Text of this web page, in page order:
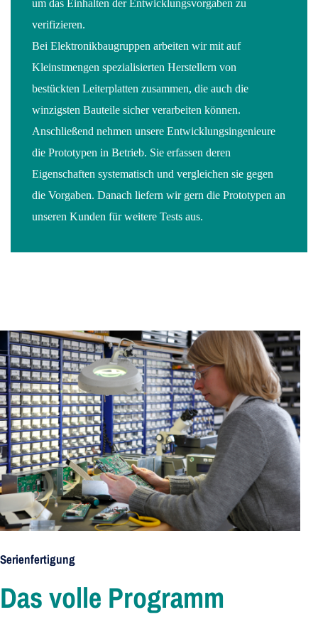
um das Einhalten der Entwicklungsvorgaben zu
verifizieren.
Bei Elektronikbaugruppen arbeiten wir mit auf
Kleinstmengen spezialisierten Herstellern von
bestückten Leiterplatten zusammen, die auch die
winzigsten Bauteile sicher verarbeiten können.
Anschließend nehmen unsere Entwicklungsingenieure
die Prototypen in Betrieb. Sie erfassen deren
Eigenschaften systematisch und vergleichen sie gegen
die Vorgaben. Danach liefern wir gern die Prototypen an
unseren Kunden für weitere Tests aus.
Serienfertigung
Das volle Programm